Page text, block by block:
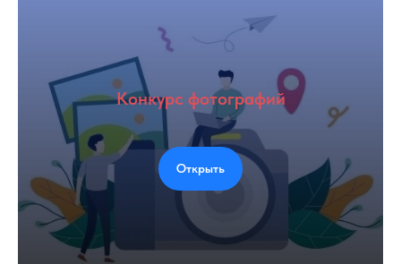
Конкурс фотографий
Открыть